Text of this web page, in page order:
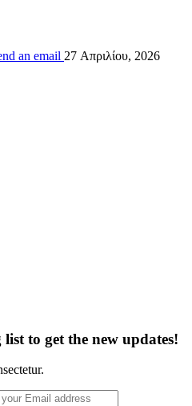
an email 27 Απριλίου, 2026
to get the new updates!